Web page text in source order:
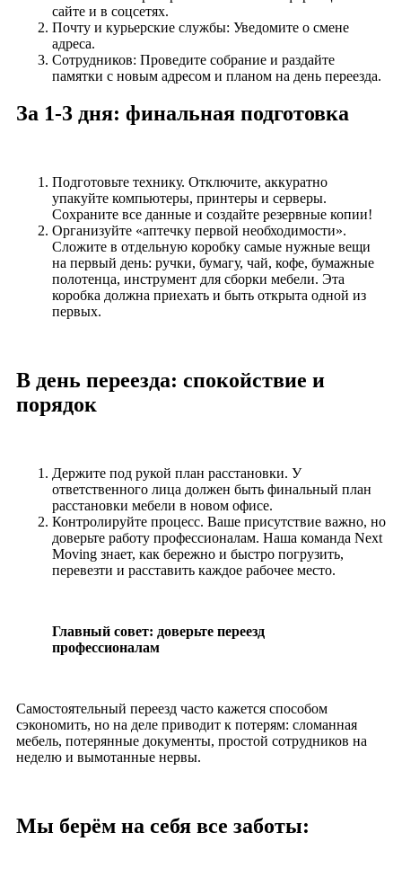
сайте и в соцсетях.
Почту и курьерские службы: Уведомите о смене
адреса.
Сотрудников: Проведите собрание и раздайте
памятки с новым адресом и планом на день переезда.
За 1-3 дня: финальная подготовка
Подготовьте технику. Отключите, аккуратно
упакуйте компьютеры, принтеры и серверы.
Сохраните все данные и создайте резервные копии!
Организуйте «аптечку первой необходимости».
Сложите в отдельную коробку самые нужные вещи
на первый день: ручки, бумагу, чай, кофе, бумажные
полотенца, инструмент для сборки мебели. Эта
коробка должна приехать и быть открыта одной из
первых.
В день переезда: спокойствие и
порядок
Держите под рукой план расстановки. У
ответственного лица должен быть финальный план
расстановки мебели в новом офисе.
Контролируйте процесс. Ваше присутствие важно, но
доверьте работу профессионалам. Наша команда Next
Moving знает, как бережно и быстро погрузить,
перевезти и расставить каждое рабочее место.
Главный совет: доверьте переезд
профессионалам
Самостоятельный переезд часто кажется способом
сэкономить, но на деле приводит к потерям: сломанная
мебель, потерянные документы, простой сотрудников на
неделю и вымотанные нервы.
Мы берём на себя все заботы: